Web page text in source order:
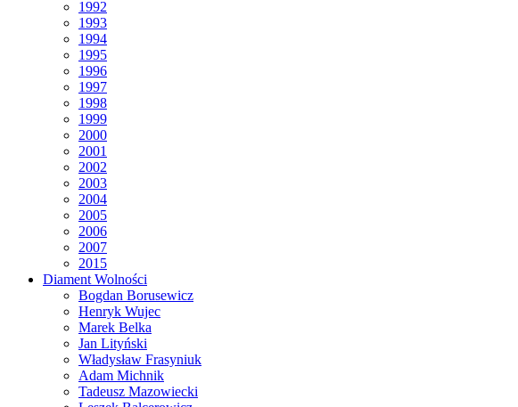
1992
1993
1994
1995
1996
1997
1998
1999
2000
2001
2002
2003
2004
2005
2006
2007
2015
Diament Wolności
Bogdan Borusewicz
Henryk Wujec
Marek Belka
Jan Lityński
Władysław Frasyniuk
Adam Michnik
Tadeusz Mazowiecki